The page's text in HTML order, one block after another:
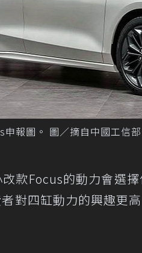
報圖。 圖／摘自中國工信部
款Focus的動力會選
對四缸動力的興趣更